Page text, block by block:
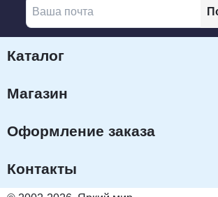
Каталог
Магазин
Оформление заказа
Контакты